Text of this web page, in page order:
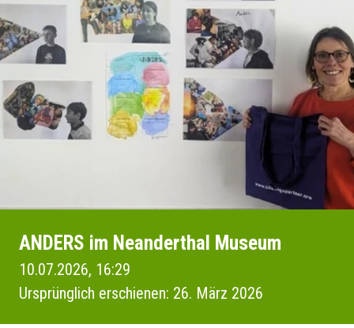
ANDERS im Neanderthal Museum
10.07.2026, 16:29
Ursprünglich erschienen: 26. März 2026